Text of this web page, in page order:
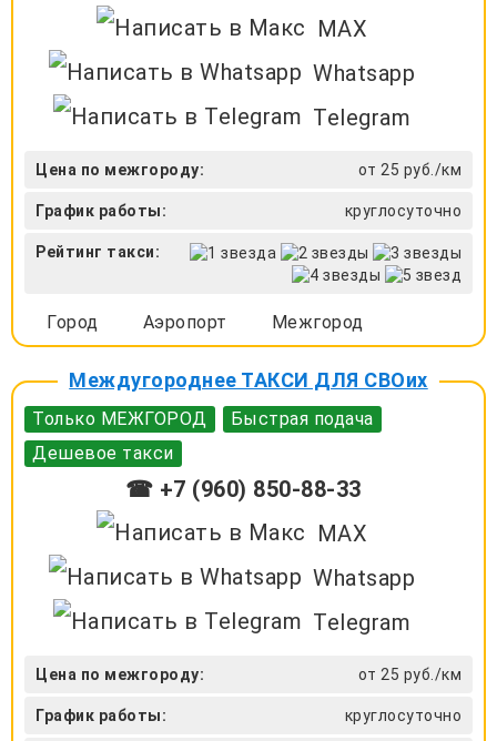
MAX
Whatsapp
Telegram
Цена по межгороду: от 25 руб./км
График работы: круглосуточно
Рейтинг такси:
Город Аэропорт Межгород
Междугороднее ТАКСИ ДЛЯ СВОих
Только МЕЖГОРОД
Быстрая подача
Дешевое такси
☎ +7 (960) 850-88-33
MAX
Whatsapp
Telegram
Цена по межгороду: от 25 руб./км
График работы: круглосуточно